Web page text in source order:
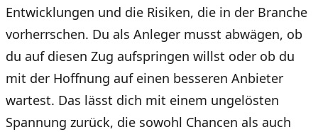
Entwicklungen und die Risiken, die in der Branche
vorherrschen. Du als Anleger musst abwägen, ob
du auf diesen Zug aufspringen willst oder ob du
mit der Hoffnung auf einen besseren Anbieter
wartest. Das lässt dich mit einem ungelösten
Spannung zurück, die sowohl Chancen als auch